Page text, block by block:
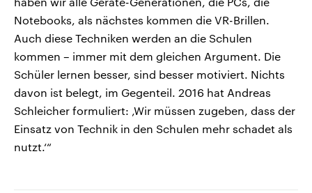
Notebooks, als nächstes kommen die VR-Brillen.
Auch diese Techniken werden an die Schulen
kommen – immer mit dem gleichen Argument. Die
Schüler lernen besser, sind besser motiviert. Nichts
davon ist belegt, im Gegenteil. 2016 hat Andreas
Schleicher formuliert: ‚Wir müssen zugeben, dass der
Einsatz von Technik in den Schulen mehr schadet als
nutzt.‘“